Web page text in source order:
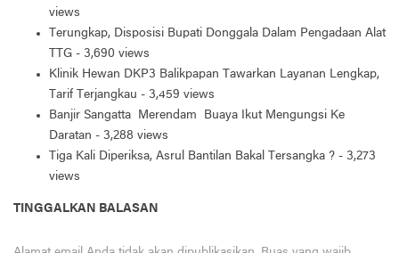
views
Terungkap, Disposisi Bupati Donggala Dalam Pengadaan Alat
TTG - 3,690 views
Klinik Hewan DKP3 Balikpapan Tawarkan Layanan Lengkap,
Tarif Terjangkau - 3,459 views
Banjir Sangatta Merendam Buaya Ikut Mengungsi Ke
Daratan - 3,288 views
Tiga Kali Diperiksa, Asrul Bantilan Bakal Tersangka ? - 3,273
views
TINGGALKAN BALASAN